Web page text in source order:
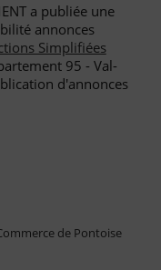
a publiée une
annonces
Simplifiées
95 - Val-
d'annonces
de Pontoise